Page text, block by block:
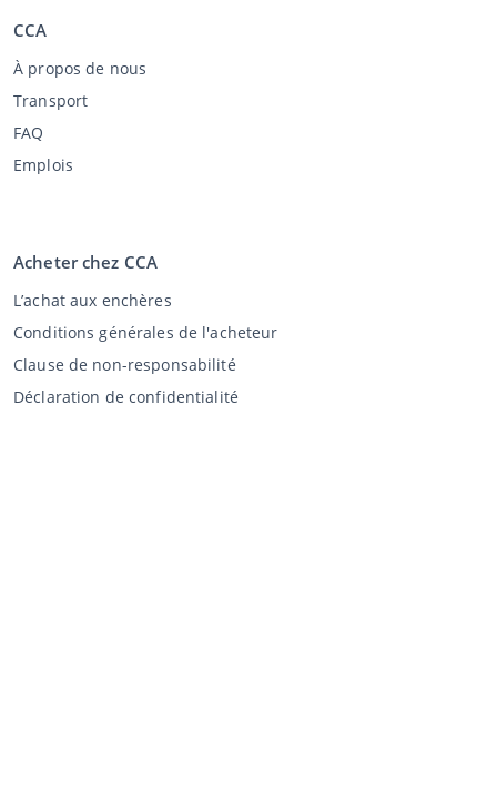
CCA
À propos de nous
Transport
FAQ
Emplois
Acheter chez CCA
L’achat aux enchères
Conditions générales de l'acheteur
Clause de non-responsabilité
Déclaration de confidentialité